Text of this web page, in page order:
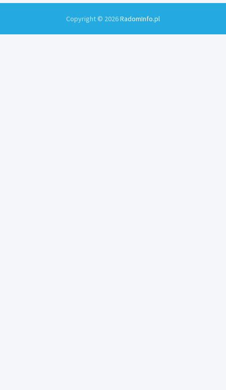
Copyright © 2026RadomInfo.pl